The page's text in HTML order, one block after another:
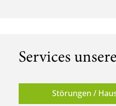
Services
Störungen /